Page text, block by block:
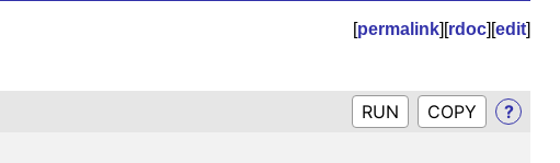
[permalink][rdoc][edit]
RUN ?